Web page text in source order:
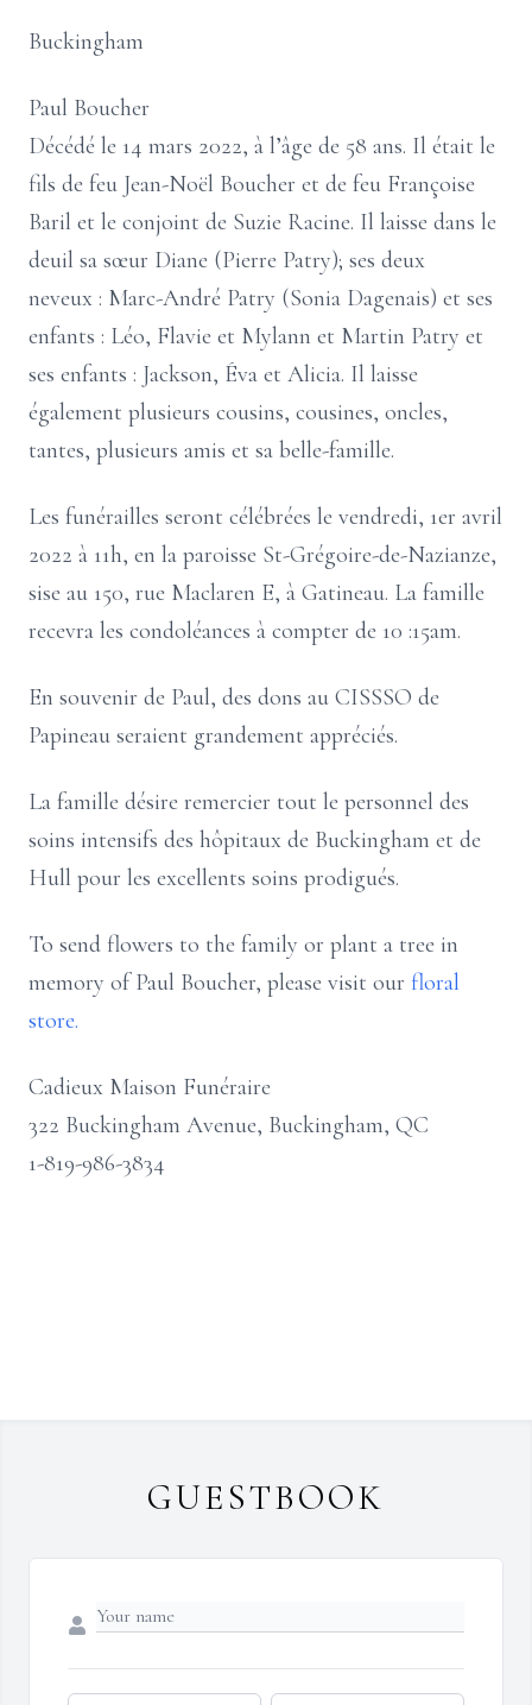
Buckingham
Paul Boucher
Décédé le 14 mars 2022, à l’âge de 58 ans. Il était le
fils de feu Jean-Noël Boucher et de feu Françoise
Baril et le conjoint de Suzie Racine. Il laisse dans le
deuil sa sœur Diane (Pierre Patry); ses deux
neveux : Marc-André Patry (Sonia Dagenais) et ses
enfants : Léo, Flavie et Mylann et Martin Patry et
ses enfants : Jackson, Éva et Alicia. Il laisse
également plusieurs cousins, cousines, oncles,
tantes, plusieurs amis et sa belle-famille.
Les funérailles seront célébrées le vendredi, 1er avril
2022 à 11h, en la paroisse St-Grégoire-de-Nazianze,
sise au 150, rue Maclaren E, à Gatineau. La famille
recevra les condoléances à compter de 10 :15am.
En souvenir de Paul, des dons au CISSSO de
Papineau seraient grandement appréciés.
La famille désire remercier tout le personnel des
soins intensifs des hôpitaux de Buckingham et de
Hull pour les excellents soins prodigués.
To send flowers to the family or plant a tree in
memory of Paul Boucher, please visit our floral
store.
Cadieux Maison Funéraire
322 Buckingham Avenue, Buckingham, QC
1-819-986-3834
GUESTBOOK